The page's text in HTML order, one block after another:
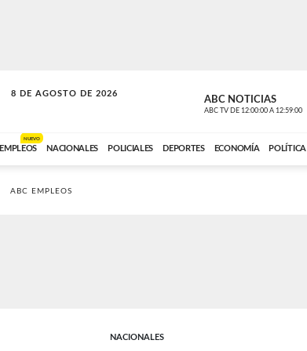
8 DE AGOSTO DE 2026
SOLO MÚSICA ABC NOTICIAS
ABC TV DE 12:00:00 A 12:59:00
EMPLEOS
NUEVO
NACIONALES POLICIALES DEPORTES ECONOMÍA POLÍTICA
ABC EMPLEOS
NACIONALES